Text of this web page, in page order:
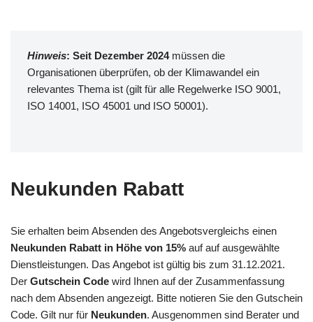
Hinweis: Seit Dezember 2024müssen die
Organisationen überprüfen, ob der Klimawandel ein
relevantes Thema ist (gilt für alle Regelwerke ISO 9001,
ISO 14001, ISO 45001 und ISO 50001).
Neukunden Rabatt
Sie erhalten beim Absenden des Angebotsvergleichs einen
Neukunden Rabatt in Höhe von 15% auf auf ausgewählte
Dienstleistungen. Das Angebot ist gültig bis zum 31.12.2021.
Der Gutschein Code wird Ihnen auf der Zusammenfassung
nach dem Absenden angezeigt. Bitte notieren Sie den Gutschein
Code. Gilt nur für Neukunden. Ausgenommen sind Berater und